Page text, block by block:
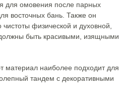
для омовения после парных
восточных бань. Также он
физической и духовной,
быть красивыми, изящными
материал наиболее подходит для
тандем с декоративными